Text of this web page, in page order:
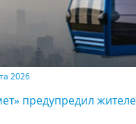
2026
предупредил